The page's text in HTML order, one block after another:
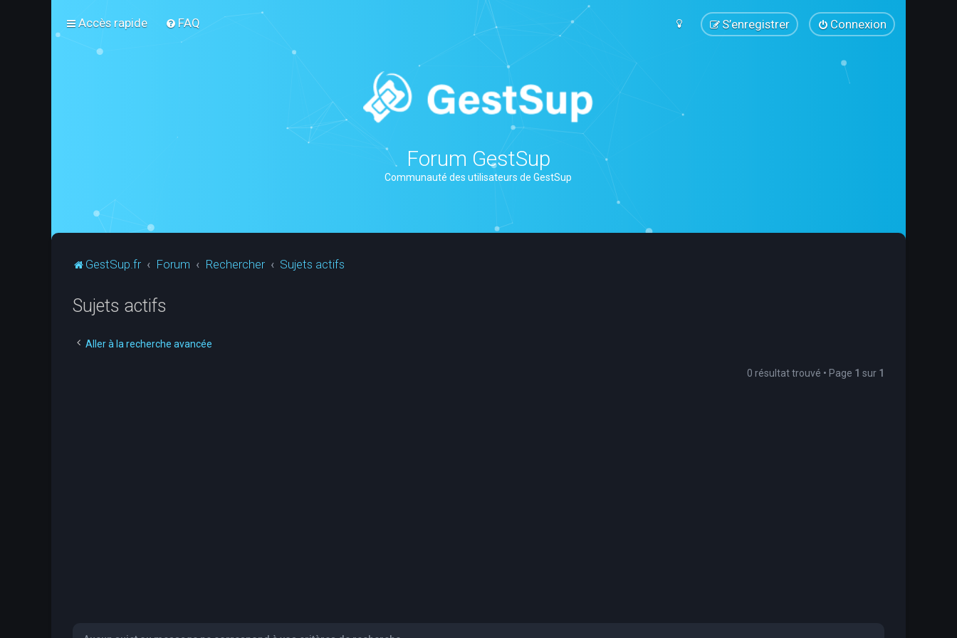
Accès rapide FAQ Connexion
S’enregistrer
Forum GestSup
Communauté des utilisateurs de GestSup
GestSup.fr Forum Rechercher Sujets actifs
Sujets actifs
Aller à la recherche avancée
0 résultat trouvé • Page 1 sur 1